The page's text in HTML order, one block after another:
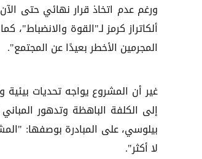
ورغم عدم اتخاذ قرار نهائي حتى
ألكاتراز كرمز لـ"القوة
المجرمين الأخطر بعيدًا عن المجتمع".
غير أن المشروع يواجه تحديات بيئية
بيلوسي، على المبادرة بوصفها:
لا أكثر".